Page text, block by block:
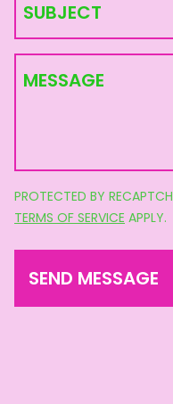
SUBJECT
MESSAGE
PROTECTED BY
TERMS OF SERVICE APPLY.
SEND MESSAGE